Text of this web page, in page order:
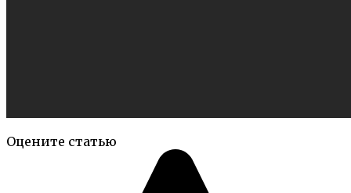
Оцените статью